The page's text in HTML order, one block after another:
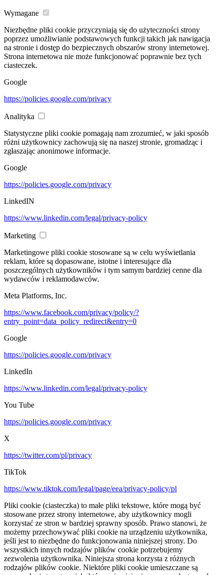
Wymagane
Niezbędne pliki cookie przyczyniają się do użyteczności strony
poprzez umożliwianie podstawowych funkcji takich jak nawigacja
na stronie i dostęp do bezpiecznych obszarów strony internetowej.
Strona internetowa nie może funkcjonować poprawnie bez tych
ciasteczek.
Google
https://policies.google.com/privacy
Analityka
Statystyczne pliki cookie pomagają nam zrozumieć, w jaki sposób
różni użytkownicy zachowują się na naszej stronie, gromadząc i
zgłaszając anonimowe informacje.
Google
https://policies.google.com/privacy
LinkedIN
https://www.linkedin.com/legal/privacy-policy
Marketing
Marketingowe pliki cookie stosowane są w celu wyświetlania
reklam, które są dopasowane, istotne i interesujące dla
poszczególnych użytkowników i tym samym bardziej cenne dla
wydawców i reklamodawców.
Meta Platforms, Inc.
https://www.facebook.com/privacy/policy/?
entry_point=data_policy_redirect&entry=0
Google
https://policies.google.com/privacy
LinkedIn
https://www.linkedin.com/legal/privacy-policy
You Tube
https://policies.google.com/privacy
X
https://twitter.com/pl/privacy
TikTok
https://www.tiktok.com/legal/page/eea/privacy-policy/pl
Pliki cookie (ciasteczka) to małe pliki tekstowe, które mogą być
stosowane przez strony internetowe, aby użytkownicy mogli
korzystać ze stron w bardziej sprawny sposób. Prawo stanowi, że
możemy przechowywać pliki cookie na urządzeniu użytkownika,
jeśli jest to niezbędne do funkcjonowania niniejszej strony. Do
wszystkich innych rodzajów plików cookie potrzebujemy
zezwolenia użytkownika. Niniejsza strona korzysta z różnych
rodzajów plików cookie. Niektóre pliki cookie umieszczane są